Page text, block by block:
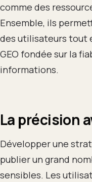
comme des
Ensemble, ils
des utilisateurs tout
GEO fondée sur la
informations.
La précision
Développer une
publier un grand
sensibles. Les